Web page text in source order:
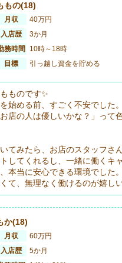
もの(18)
月収
40万円
入店歴
3か月
務時間
10時～18時
目標
引っ越し資金を貯める
ものです✨
始める前、すごく不安でした
店の人は優しいかな？」って
てみたら、お店のスタッフさ
してくれるし、一緒に働くキ
本当に安心できる環境でした
て、無理なく働けるのが嬉し
か(18)
月収
60万円
入店歴
5か月